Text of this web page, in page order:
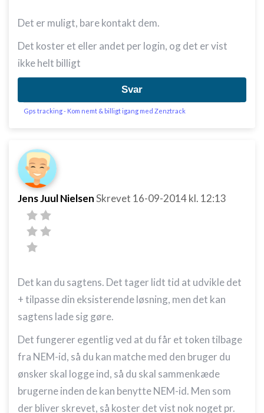
Det er muligt, bare kontakt dem.
Det koster et eller andet per login, og det er vist
ikke helt billigt
Svar
Gps tracking - Kom nemt & billigt igang med Zenztrack
Jens Juul NielsenSkrevet 16-09-2014kl. 12:13
Det kan du sagtens. Det tager lidt tid at udvikle det
+ tilpasse din eksisterende løsning, men det kan
sagtens lade sig gøre.
Det fungerer egentlig ved at du får et token tilbage
fra NEM-id, så du kan matche med den bruger du
ønsker skal logge ind, så du skal sammenkæde
brugerne inden de kan benytte NEM-id. Men som
der bliver skrevet, så koster det vist nok noget pr.